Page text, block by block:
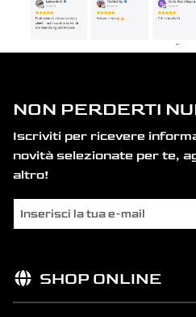
NON PERDERTI
Iscriviti per ricevere
novità selezionate per te,
altro!
SHOP ONLINE